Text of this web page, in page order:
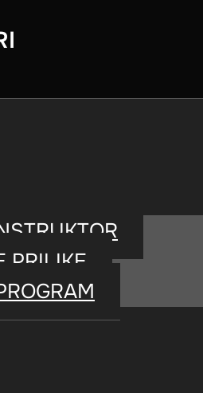
PRILIKE
Emma Hogan
NAS